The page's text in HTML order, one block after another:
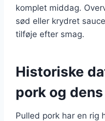
komplet middag.
sød eller krydret
tilføje efter smag.
Historiske
pork og
Pulled pork har en rig